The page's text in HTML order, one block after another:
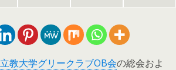
立教大学グリークラブOB会の総会およ